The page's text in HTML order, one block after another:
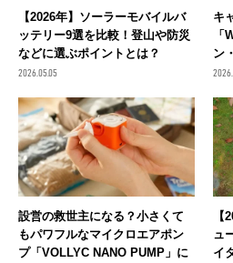
【2026年】ソーラーモバイルバ
ッテリー9選を比較！登山や防災
などに選ぶポイントとは？
2026.05.05
キ
「
ン
設営の救世主になる？小さくて
もパワフルなマイクロエアポン
プ「VOLLYC NANO PUMP」に
ュ
イ